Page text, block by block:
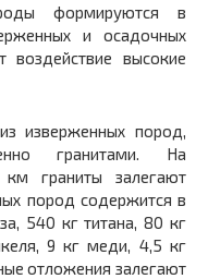
формируются в
и осадочных
высокие
изверженных пород,
гранитами. На
км граниты залегают
пород содержится в
540 кг титана, 80 кг
9 кг меди, 4,5 кг
отложения залегают